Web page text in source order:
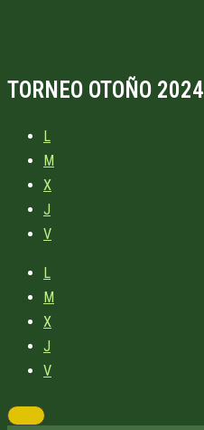
TORNEO OTOÑO 2024
L
M
X
J
V
L
M
X
J
V